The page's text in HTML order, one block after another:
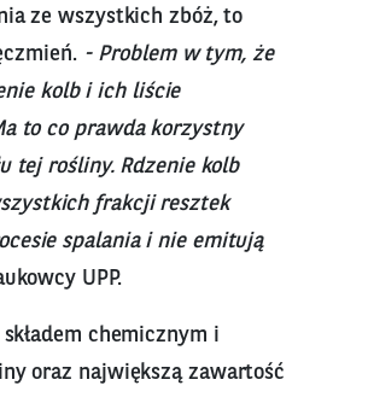
ze wszystkich zbóż, to
- Problem w tym, że
kolb i ich liście
to co prawda korzystny
tej rośliny. Rdzenie kolb
frakcji resztek
spalania i nie emitują
UPP.
chemicznym i
oraz największą zawartość